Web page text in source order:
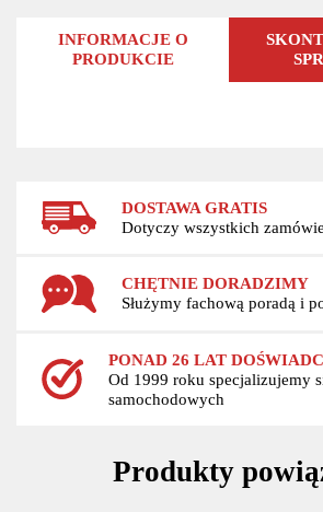
INFORMACJE O
PRODUKCIE
DOSTAWA GRATIS
Dotyczy wszystkich
CHĘTNIE DORADZIMY
Służymy fachową poradą i
PONAD 26 LAT
Od 1999 roku specjalizujemy
samochodowych
Produkty